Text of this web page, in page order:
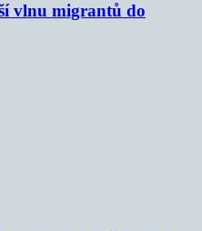
vlnu migrantů do